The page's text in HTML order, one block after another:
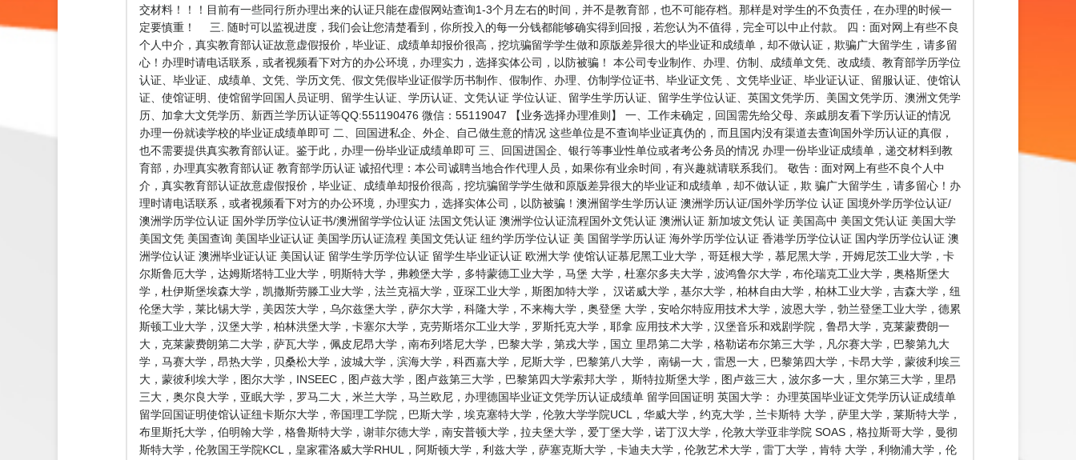
交材料！！！目前有一些同行所办理出来的认证只能在虚假网站查询1-3个月左右的时间，并不是教育部，也不可能存档。那样是对学生的不负责任，在办理的时候一
定要慎重！ 三. 随时可以监视进度，我们会让您清楚看到，你所投入的每一分钱都能够确实得到回报，若您认为不值得，完全可以中止付款。 四：面对网上有些不良
个人中介，真实教育部认证故意虚假报价，毕业证、成绩单却报价很高，挖坑骗留学学生做和原版差异很大的毕业证和成绩单，却不做认证，欺骗广大留学生，请多留
心！办理时请电话联系，或者视频看下对方的办公环境，办理实力，选择实体公司，以防被骗！ 本公司专业制作、办理、仿制、成绩单文凭、改成绩、教育部学历学位
认证、毕业证、成绩单、文凭、学历文凭、假文凭假毕业证假学历书制作、假制作、办理、仿制学位证书、毕业证文凭 、文凭毕业证、毕业证认证、留服认证、使馆认
证、使馆证明、使馆留学回国人员证明、留学生认证、学历认证、文凭认证 学位认证、留学生学历认证、留学生学位认证、英国文凭学历、美国文凭学历、澳洲文凭学
历、加拿大文凭学历、新西兰学历认证等QQ:551190476 微信：55119047 【业务选择办理准则】 一、工作未确定，回国需先给父母、亲戚朋友看下学历认证的情况
办理一份就读学校的毕业证成绩单即可 二、回国进私企、外企、自己做生意的情况 这些单位是不查询毕业证真伪的，而且国内没有渠道去查询国外学历认证的真假，
也不需要提供真实教育部认证。鉴于此，办理一份毕业证成绩单即可 三、回国进国企、银行等事业性单位或者考公务员的情况 办理一份毕业证成绩单，递交材料到教
育部，办理真实教育部认证 教育部学历认证 诚招代理：本公司诚聘当地合作代理人员，如果你有业余时间，有兴趣就请联系我们。 敬告：面对网上有些不良个人中
介，真实教育部认证故意虚假报价，毕业证、成绩单却报价很高，挖坑骗留学学生做和原版差异很大的毕业证和成绩单，却不做认证，欺 骗广大留学生，请多留心！办
理时请电话联系，或者视频看下对方的办公环境，办理实力，选择实体公司，以防被骗！澳洲留学生学历认证 澳洲学历认证/国外学历学位 认证 国境外学历学位认证/
澳洲学历学位认证 国外学历学位认证书/澳洲留学学位认证 法国文凭认证 澳洲学位认证流程国外文凭认证 澳洲认证 新加坡文凭认 证 美国高中 美国文凭认证 美国大学
美国文凭 美国查询 美国毕业证认证 美国学历认证流程 美国文凭认证 纽约学历学位认证 美 国留学学历认证 海外学历学位认证 香港学历学位认证 国内学历学位认证 澳
洲学位认证 澳洲毕业证认证 美国认证 留学生学历学位认证 留学生毕业证认证 欧洲大学 使馆认证慕尼黑工业大学，哥廷根大学，慕尼黑大学，开姆尼茨工业大学，卡
尔斯鲁厄大学，达姆斯塔特工业大学，明斯特大学，弗赖堡大学，多特蒙德工业大学，马堡 大学，杜塞尔多夫大学，波鸿鲁尔大学，布伦瑞克工业大学，奥格斯堡大
学，杜伊斯堡埃森大学，凯撒斯劳滕工业大学，法兰克福大学，亚琛工业大学，斯图加特大学， 汉诺威大学，基尔大学，柏林自由大学，柏林工业大学，吉森大学，纽
伦堡大学，莱比锡大学，美因茨大学，乌尔兹堡大学，萨尔大学，科隆大学，不来梅大学，奥登堡 大学，安哈尔特应用技术大学，波恩大学，勃兰登堡工业大学，德累
斯顿工业大学，汉堡大学，柏林洪堡大学，卡塞尔大学，克劳斯塔尔工业大学，罗斯托克大学，耶拿 应用技术大学，汉堡音乐和戏剧学院，鲁昂大学，克莱蒙费朗一
大，克莱蒙费朗第二大学，萨瓦大学，佩皮尼昂大学，南布列塔尼大学，巴黎大学，第戎大学，国立 里昂第二大学，格勒诺布尔第三大学，凡尔赛大学，巴黎第九大
学，马赛大学，昂热大学，贝桑松大学，波城大学，滨海大学，科西嘉大学，尼斯大学，巴黎第八大学， 南锡一大，雷恩一大，巴黎第四大学，卡昂大学，蒙彼利埃三
大，蒙彼利埃大学，图尔大学，INSEEC，图卢兹大学，图卢兹第三大学，巴黎第四大学索邦大学， 斯特拉斯堡大学，图卢兹三大，波尔多一大，里尔第三大学，里昂
三大，奥尔良大学，亚眠大学，罗马二大，米兰大学，马兰欧尼，办理德国毕业证文凭学历认证成绩单 留学回国证明 英国大学： 办理英国毕业证文凭学历认证成绩单
留学回国证明使馆认证纽卡斯尔大学，帝国理工学院，巴斯大学，埃克塞特大学，伦敦大学学院UCL，华威大学，约克大学，兰卡斯特 大学，萨里大学，莱斯特大学，
布里斯托大学，伯明翰大学，格鲁斯特大学，谢菲尔德大学，南安普顿大学，拉夫堡大学，爱丁堡大学，诺丁汉大学，伦敦大学亚非学院 SOAS，格拉斯哥大学，曼彻
斯特大学，伦敦国王学院KCL，皇家霍洛威大学RHUL，阿斯顿大学，利兹大学，萨塞克斯大学，卡迪夫大学，伦敦艺术大学，雷丁大学，肯特 大学，利物浦大学，伦